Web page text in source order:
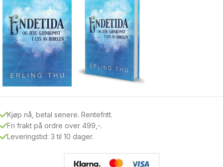
Kjøp nå, betal senere. Rentefritt.
Fri frakt på ordre over 499,-.
Leveringstid: 3 til 10 dager.